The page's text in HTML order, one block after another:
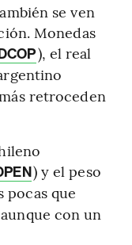
se ven
Monedas
), el real
retroceden
) y el peso
pocas que
con un